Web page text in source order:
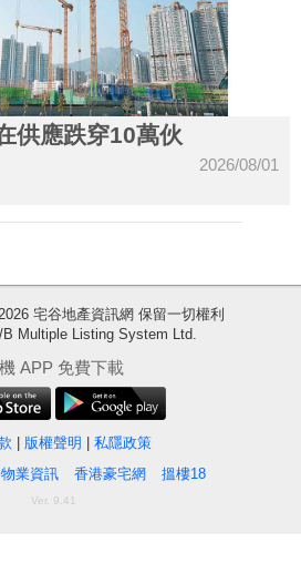
供應跌穿10萬伙
2026/08/01
宅谷地產資訊網 保留一切權利
B Multiple Listing System Ltd.
APP 免費下載
版權聲明
私隱政策
業資訊 香港豪宅網 搵樓18
Ver. 9.41